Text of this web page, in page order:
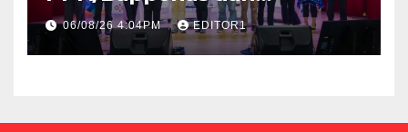
Kemenbud Bakal Menggelar
Talen Fest 2026
06/08/26 4:04PM EDITOR1